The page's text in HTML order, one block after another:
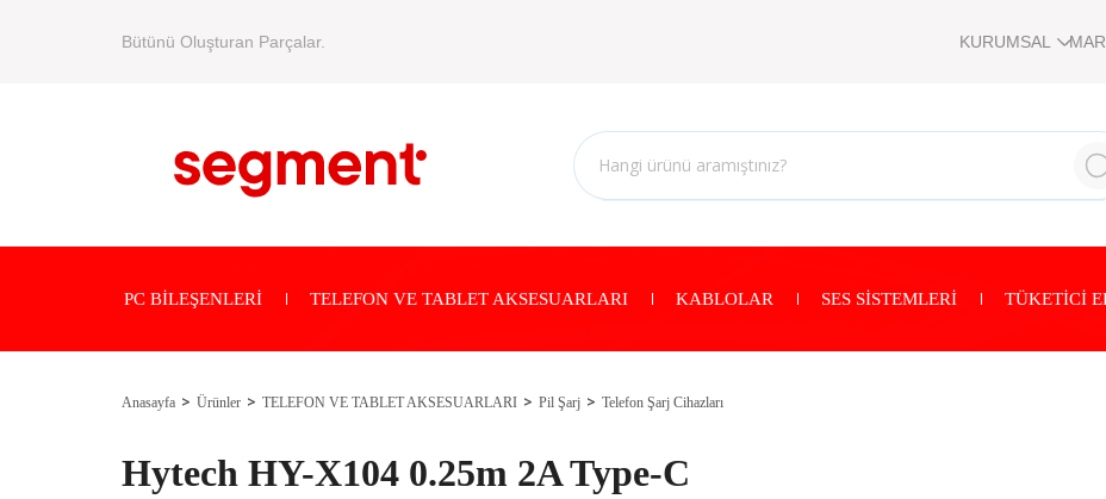
Bütünü Oluşturan Parçalar. KURUMSAL
PC BİLEŞENLERİ TELEFON VE TABLET AKSESUARLARI KABLOLAR SES SİSTEMLERİ TÜKETİCİ
Anasayfa Ürünler TELEFON VE TABLET AKSESUARLARI Pil Şarj Telefon Şarj Cihazları
Hytech HY-X104 0.25m 2A Type-C